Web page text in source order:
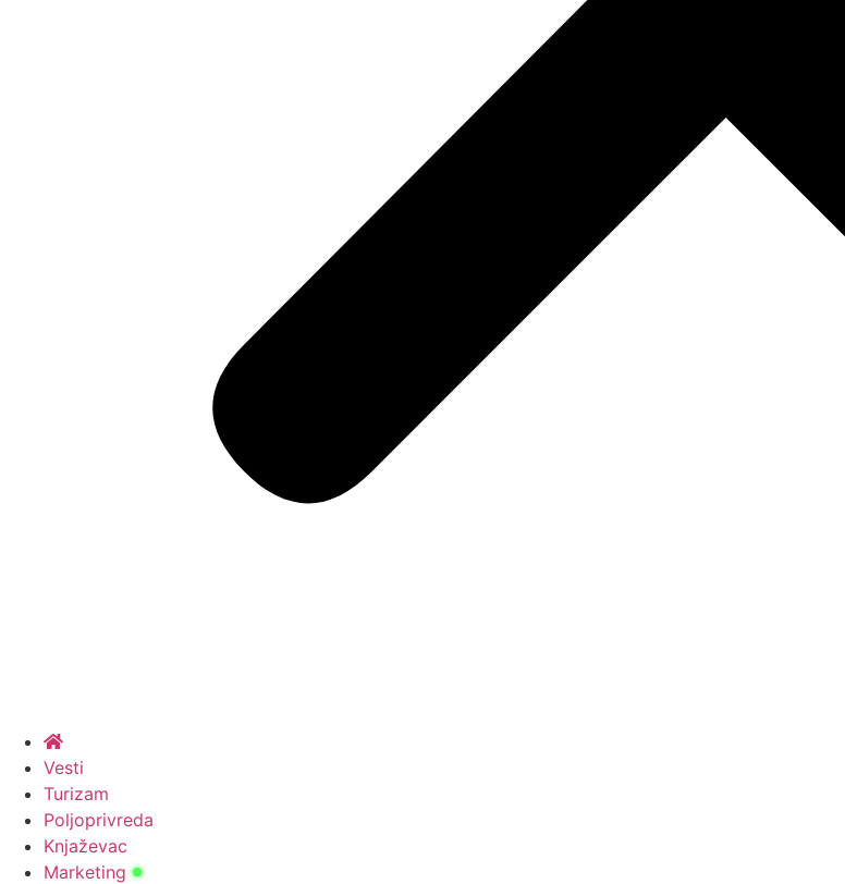
Vesti
Turizam
Poljoprivreda
Knjaževac
Marketing